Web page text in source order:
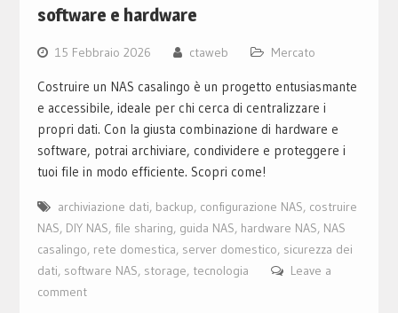
software e hardware
15 Febbraio 2026 ctaweb Mercato
Costruire un NAS casalingo è un progetto entusiasmante
e accessibile, ideale per chi cerca di centralizzare i
propri dati. Con la giusta combinazione di hardware e
software, potrai archiviare, condividere e proteggere i
tuoi file in modo efficiente. Scopri come!
archiviazione dati, backup, configurazione NAS, costruire
NAS, DIY NAS, file sharing, guida NAS, hardware NAS, NAS
casalingo, rete domestica, server domestico, sicurezza dei
dati, software NAS, storage, tecnologia
Leave a
comment